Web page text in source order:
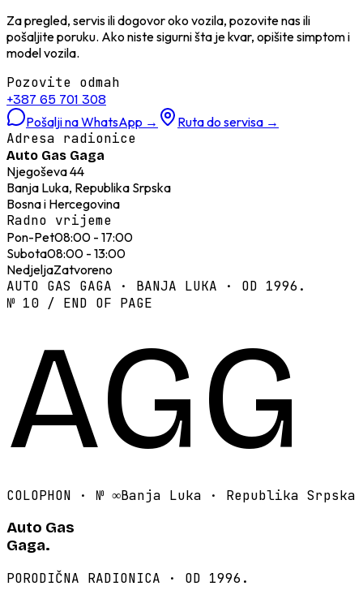
Za pregled, servis ili dogovor oko vozila, pozovite nas ili
pošaljite poruku. Ako niste sigurni šta je kvar, opišite simptom i
model vozila.
Pozovite odmah
+387 65 701 308
Pošalji na WhatsApp → Ruta do servisa →
Adresa radionice
Auto Gas Gaga
Njegoševa 44
Banja Luka, Republika Srpska
Bosna i Hercegovina
Radno vrijeme
Pon-Pet08:00 - 17:00
Subota08:00 - 13:00
NedjeljaZatvoreno
AUTO GAS GAGA · BANJA LUKA · OD 1996.
№ 10 / END OF PAGE
AGG
COLOPHON · № ∞Banja Luka · Republika Srpska
Auto Gas
Gaga.
PORODIČNA RADIONICA · OD 1996.